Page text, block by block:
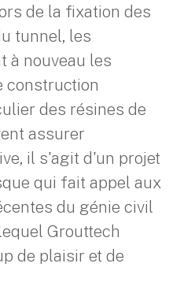
de la fixation des
tunnel, les
à nouveau les
construction
des résines de
assurer
il s'agit d'un projet
qui fait appel aux
du génie civil
Grouttech
de plaisir et de